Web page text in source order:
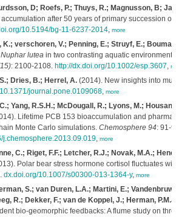
D; Roefs, P.; Thuys, R.; Magnusson, B;
after 50 years of primary succession
10.5194/bg-11-6237-2014, more
verschoren, V.; Penning, E.; Struyf, E.; Bouma,
Nuphar luteain two contrasting aquatic
: 2100-2108. http://dx.doi.org/10.1002/esp.3607,
Dries, B.; Herrel, A.(2014). New insights into
journal.pone.0109068, more
Yang, R.S.H.; McDougall, R.; Lyons, M.;
Lifetime PCB 153 bioaccumulation and
Monte Carlo simulations. Chemosphere 94: 91-
j.chemosphere.2013.09.019, more
C.; Riget, F.F.; Letcher, R.J.; Novak, M.A.;
Polar bear stress hormone cortisol fluctuates
dx.doi.org/10.1007/s00300-013-1364-y, more
S.; van Duren, L.A.; Martini, E.;
R.; Dekker, F.; van de Koppel, J.; Herman,
bio-geomorphic feedbacks: A flume study on